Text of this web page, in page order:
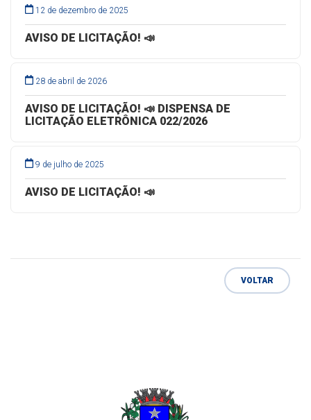
12 de dezembro de 2025
AVISO DE LICITAÇÃO! 📣
28 de abril de 2026
AVISO DE LICITAÇÃO! 📣 DISPENSA DE
LICITAÇÃO ELETRÔNICA 022/2026
9 de julho de 2025
AVISO DE LICITAÇÃO! 📣
VOLTAR